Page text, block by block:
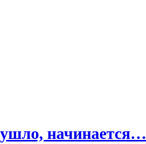
начинается…